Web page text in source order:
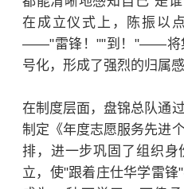
在成立仪式上，陈振以
——"雷锋！""到！"——将
号化，形成了强烈的归属感
在制度层面，盘锦总队通
制定《年度志愿服务先进
排，进一步巩固了组织
立，使"跟着庄仕华学雷